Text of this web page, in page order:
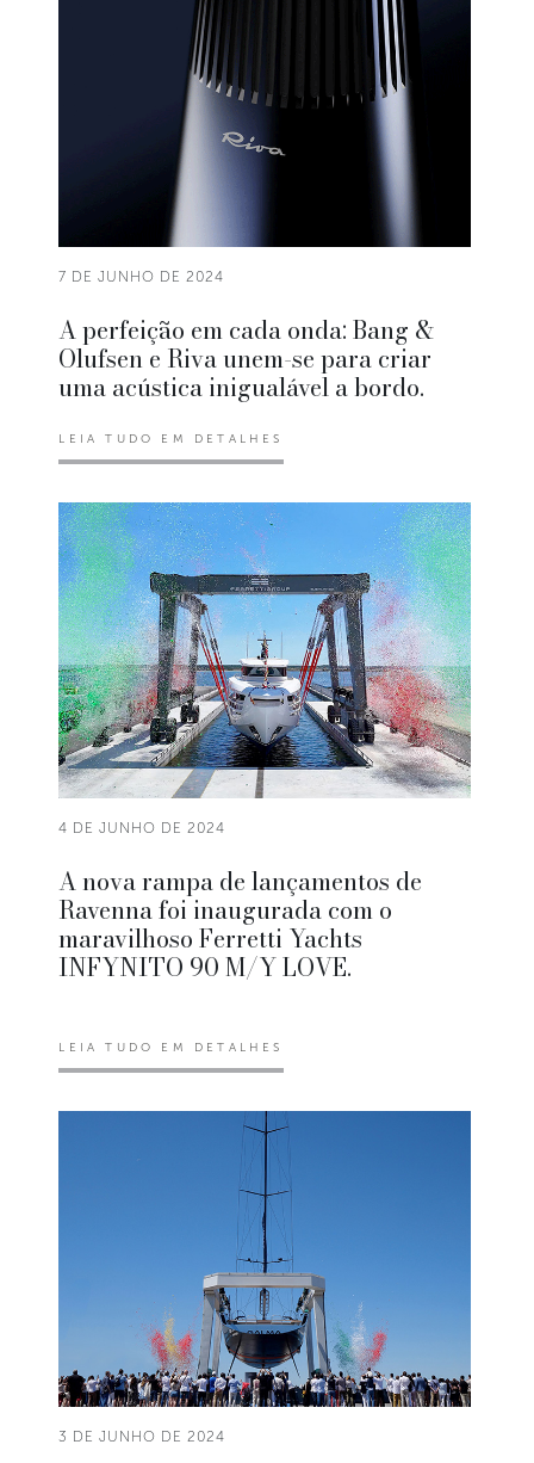
7 DE JUNHO DE 2024
A perfeição em cada onda: Bang &
Olufsen e Riva unem-se para criar
uma acústica inigualável a bordo.
LEIA TUDO EM DETALHES
4 DE JUNHO DE 2024
A nova rampa de lançamentos de
Ravenna foi inaugurada com o
maravilhoso Ferretti Yachts
INFYNITO 90 M/Y LOVE.
LEIA TUDO EM DETALHES
3 DE JUNHO DE 2024